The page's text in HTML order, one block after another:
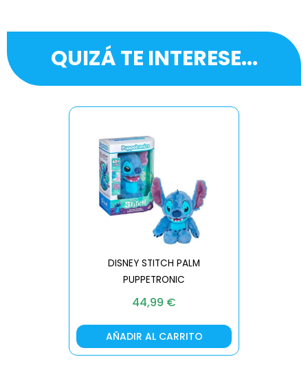
QUIZÁ TE INTERESE...
DISNEY STITCH PALM
PUPPETRONIC
44,99 €
AÑADIR AL CARRITO